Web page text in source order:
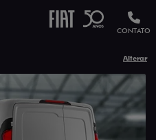
CONTATO
Alterar